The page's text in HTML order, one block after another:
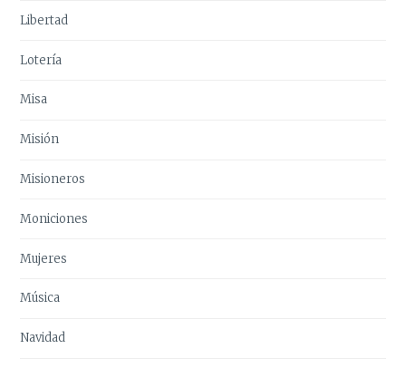
Libertad
Lotería
Misa
Misión
Misioneros
Moniciones
Mujeres
Música
Navidad